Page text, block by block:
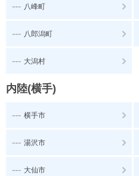
--- 八峰町
--- 八郎潟町
--- 大潟村
内陸(横手)
--- 横手市
--- 湯沢市
--- 大仙市